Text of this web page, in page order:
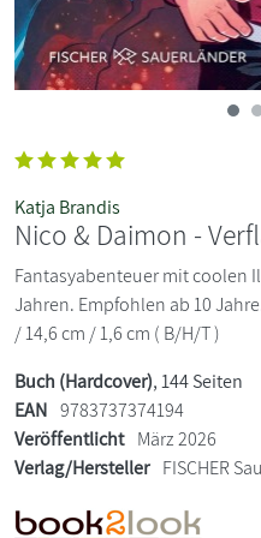
Katja Brandis
Nico & Daimon -
Fantasyabenteuer mit coolen
Jahren. Empfohlen ab 10
/ 14,6 cm / 1,6 cm ( B/H/T )
Buch (Hardcover), 144 Seiten
EAN 9783737374194
Veröffentlicht März 2026
Verlag/Hersteller FISCHER